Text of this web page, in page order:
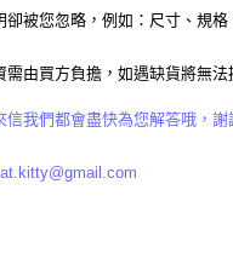
被您忽略，例如：尺寸、規格
買方負擔，如遇缺貨將無法
我們都會盡快為您解答哦，謝